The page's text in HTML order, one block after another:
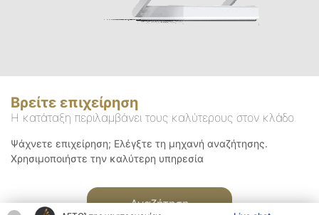
Βρείτε επιχείρηση
Η κατάταξη περιλαμβάνει τους καλύτερους στον κλάδο
Ψάχνετε επιχείρηση; Ελέγξτε τη μηχανή αναζήτησης.
Χρησιμοποιήστε την καλύτερη υπηρεσία
Αναζήτηση